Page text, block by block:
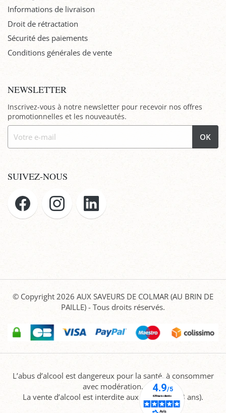
Informations de livraison
Droit de rétractation
Sécurité des paiements
Conditions générales de vente
NEWSLETTER
Inscrivez-vous à notre newsletter pour recevoir nos offres
promotionnelles et les nouveautés.
OK
SUIVEZ-NOUS
© Copyright 2026 AUX SAVEURS DE COLMAR (AU BRIN DE
PAILLE) - Tous droits réservés.
L’abus d’alcool est dangereux pour la santé, à consommer
avec modération.
La vente d’alcool est interdite aux mineurs (-18 ans).